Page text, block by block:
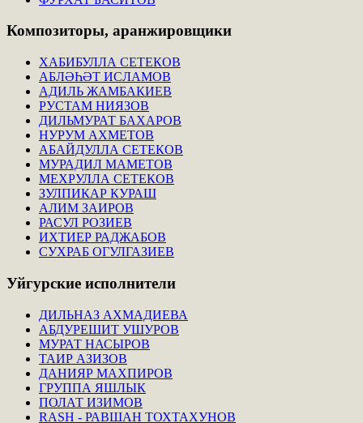
Композиторы, аранжировщики
ХАБИБУЛЛА СЕТЕКОВ
АБЛӘҺӘТ ИСЛАМОВ
АДИЛЬ ЖАМБАКИЕВ
РУСТАМ НИЯЗОВ
ДИЛЬМУРАТ БАХАРОВ
НУРУМ АХМЕТОВ
АБАЙДУЛЛА СЕТЕКОВ
МУРАДИЛ МАМЕТОВ
МЕХРУЛЛА СЕТЕКОВ
ЗУЛПИКАР КУРАШ
АЛИМ ЗАИРОВ
РАСУЛ РОЗИЕВ
ИХТИЕР РАДЖАБОВ
СУХРАБ ОГУЛГАЗИЕВ
Уйгурские исполнители
ДИЛЬНАЗ АХМАДИЕВА
АБДУРЕШИТ УШУРОВ
МУРАТ НАСЫРОВ
ТАИР АЗИЗОВ
ДАНИЯР МАХПИРОВ
ГРУППА ЯШЛЫК
ПОЛАТ ИЗИМОВ
RASH - РАВШАН ТОХТАХУНОВ